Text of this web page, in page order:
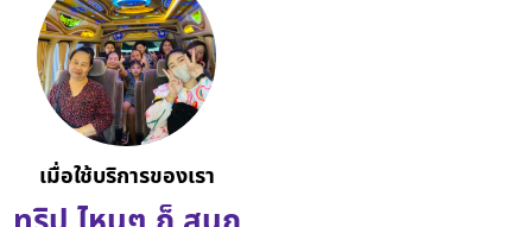
เมื่อใช้บริการของเรา